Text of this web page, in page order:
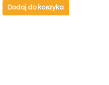
Dodaj do koszyka